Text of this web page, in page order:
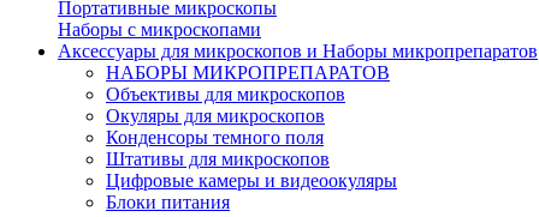
Портативные микроскопы
Наборы с микроскопами
Аксессуары для микроскопов и Наборы микропрепаратов
НАБОРЫ МИКРОПРЕПАРАТОВ
Объективы для микроскопов
Окуляры для микроскопов
Конденсоры темного поля
Штативы для микроскопов
Цифровые камеры и видеоокуляры
Блоки питания